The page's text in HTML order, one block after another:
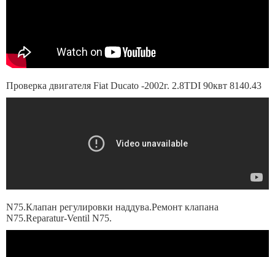
Проверка двигателя Fiat Ducato -2002г. 2.8TDI 90квт 8140.43
N75.Клапан регулировки наддува.Ремонт клапана
N75.Reparatur-Ventil N75.